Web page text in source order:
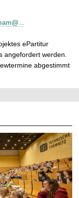
ePartitur
angefordert werden.
abgestimmt